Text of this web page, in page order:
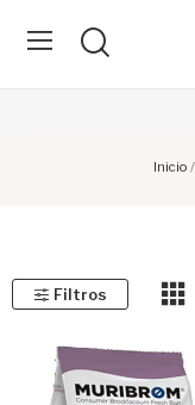
Inicio
Filtros